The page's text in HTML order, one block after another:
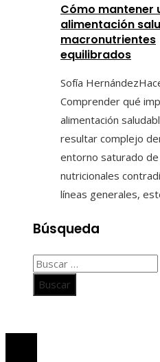
Cómo mantener
alimentación
macronutrientes
equilibrados
Sofía Hernández
Comprender qué
alimentación
resultar complejo
entorno saturado
nutricionales
líneas generales,
Búsqueda
Buscar: